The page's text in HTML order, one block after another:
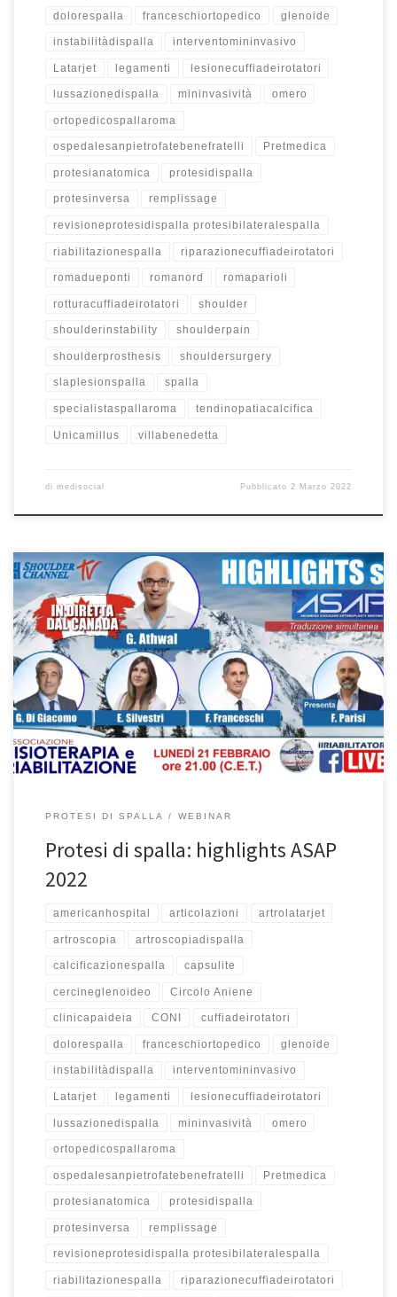
dolorespalla franceschiortopedico glenoide
instabilitàdispalla interventomininvasivo
Latarjet legamenti lesionecuffiadeirotatori
lussazionedispalla mininvasività omero
ortopedicospallaroma
ospedalesanpietrofatebenefratelli Pretmedica
protesianatomica protesidispalla
protesinversa remplissage
revisioneprotesidispalla protesibilateralespalla
riabilitazionespalla riparazionecuffiadeirotatori
romadueponti romanord romaparioli
rotturacuffiadeirotatori shoulder
shoulderinstability shoulderpain
shoulderprosthesis shouldersurgery
slaplesionspalla spalla
specialistaspallaroma tendinopatiacalcifica
Unicamillus villabenedetta
di medisocial Pubblicato2 Marzo 2022
Protesi di spalla: highligts dal Meeting ASAP 2022 Prof. Francesco
Franceschi Ortopedico Spalla a Roma Ospedale San Pietro
Fatebenefratelli. Webinar del 21/2/2022 sul canale Facebook “Il
Riabilitatore” e su “Shoulder Channel TV”. In questo webinar, il
Prof. George Athwal, il Prof. Francesco Franceschi, il Dr. Giovanni Di
Giacomo e la […]
PROTESI DI SPALLA WEBINAR
Protesi di spalla: highlights ASAP
2022
americanhospital articolazioni artrolatarjet
artroscopia artroscopiadispalla
calcificazionespalla capsulite
cercineglenoideo Circolo Aniene
clinicapaideia CONI cuffiadeirotatori
dolorespalla franceschiortopedico glenoide
instabilitàdispalla interventomininvasivo
Latarjet legamenti lesionecuffiadeirotatori
lussazionedispalla mininvasività omero
ortopedicospallaroma
ospedalesanpietrofatebenefratelli Pretmedica
protesianatomica protesidispalla
protesinversa remplissage
revisioneprotesidispalla protesibilateralespalla
riabilitazionespalla riparazionecuffiadeirotatori